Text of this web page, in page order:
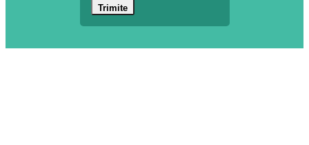
Trimite